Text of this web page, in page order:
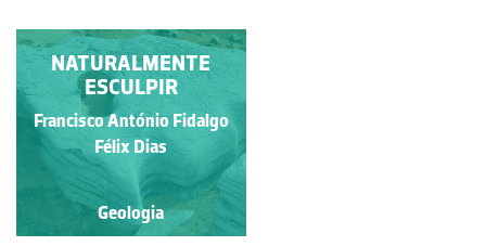
NO CAMPO DE LAPIÁS
DO CABO CARVOEIRO
Francisco António Fidalgo
Félix Dias
Geologia
NATURALMENTE
ESCULPIR
Francisco António Fidalgo
Félix Dias
Geologia